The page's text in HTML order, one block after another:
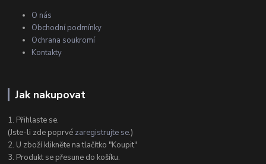
O nás
Obchodní podmínky
Ochrana soukromí
Kontakty
Jak nakupovat
1. Přihlaste se.
(Jste-li zde poprvé zaregistrujte se.)
2. U zboží klikněte na tlačítko "Koupit"
3. Produkt se přesune do košíku.